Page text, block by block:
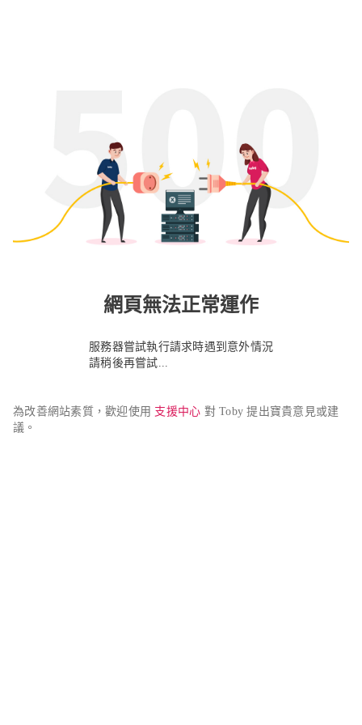
網頁無法正常運作
服務器嘗試執行請求時遇到意外情況
請稍後再嘗試...
為改善網站素質，歡迎使用 支援中心 對 Toby 提出寶貴意見或建
議。